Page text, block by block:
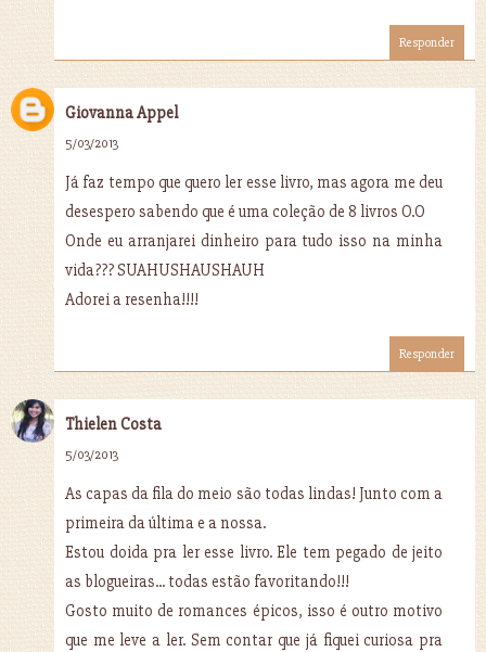
Responder
Giovanna Appel
5/03/2013
Já faz tempo que quero ler esse livro, mas agora me deu
desespero sabendo que é uma coleção de 8 livros O.O
Onde eu arranjarei dinheiro para tudo isso na minha
vida??? SUAHUSHAUSHAUH
Adorei a resenha!!!!
Responder
Thielen Costa
5/03/2013
As capas da fila do meio são todas lindas! Junto com a
primeira da última e a nossa.
Estou doida pra ler esse livro. Ele tem pegado de jeito
as blogueiras... todas estão favoritando!!!
Gosto muito de romances épicos, isso é outro motivo
que me leve a ler. Sem contar que já fiquei curiosa pra